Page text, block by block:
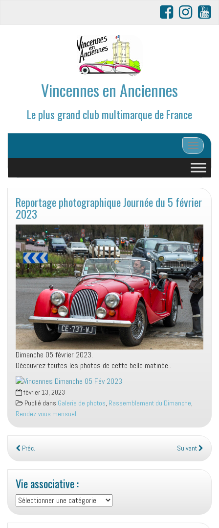
Vincennes en Anciennes
Le plus grand club multimarque de France
Afficher/
Reportage photographique Journée du 5 février
2023
Dimanche 05 février 2023.
Découvrez toutes les photos de cette belle matinée..
février 13, 2023
Publié dans Galerie de photos, Rassemblement du Dimanche,
Rendez-vous mensuel
Préc. Suivant
Vie associative :
Vie
associative
: